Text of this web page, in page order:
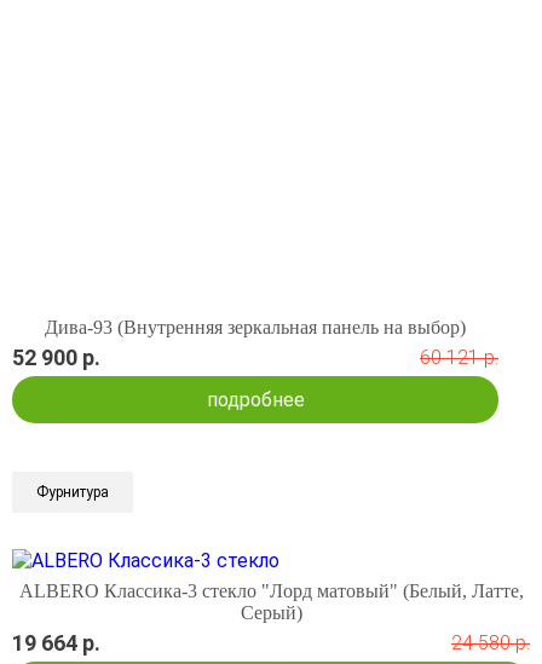
Дива-93 (Внутренняя зеркальная панель на выбор)
52 900 р.
60 121 р.
подробнее
Фурнитура
ALBERO Классика-3 стекло "Лорд матовый" (Белый, Латте,
Серый)
19 664 р.
24 580 р.